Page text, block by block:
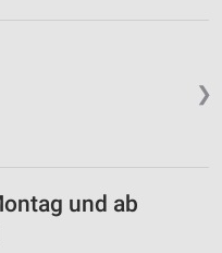
❯
und ab